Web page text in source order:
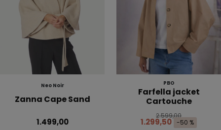
Neo Noir
Zanna Cape Sand
1.499,00
PBO
Farfella jacket
Cartouche
2.599,00
1.299,50 -50 %